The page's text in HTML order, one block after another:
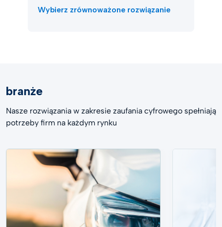
Wybierz zrównoważone rozwiązanie
branże
Nasze rozwiązania w zakresie zaufania cyfrowego spełniają
potrzeby firm na każdym rynku